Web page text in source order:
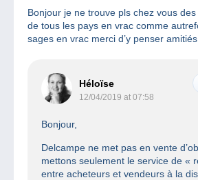
Bonjour je ne trouve pls chez vous
de tous les pays en vrac comme
sages en vrac merci d’y penser amitiés
Héloïse
12/04/2019 at 07:58
Bonjour,
Delcampe ne met pas en vente
mettons seulement le service de «
entre acheteurs et vendeurs à la